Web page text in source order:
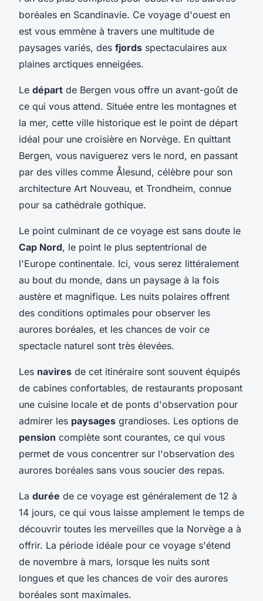
boréales en Scandinavie. Ce voyage d'ouest en
est vous emmène à travers une multitude de
paysages variés, des fjords spectaculaires aux
plaines arctiques enneigées.
Le départ de Bergen vous offre un avant-goût de
ce qui vous attend. Située entre les montagnes et
la mer, cette ville historique est le point de départ
idéal pour une croisière en Norvège. En quittant
Bergen, vous naviguerez vers le nord, en passant
par des villes comme Ålesund, célèbre pour son
architecture Art Nouveau, et Trondheim, connue
pour sa cathédrale gothique.
Le point culminant de ce voyage est sans doute le
Cap Nord, le point le plus septentrional de
l'Europe continentale. Ici, vous serez littéralement
au bout du monde, dans un paysage à la fois
austère et magnifique. Les nuits polaires offrent
des conditions optimales pour observer les
aurores boréales, et les chances de voir ce
spectacle naturel sont très élevées.
Les navires de cet itinéraire sont souvent équipés
de cabines confortables, de restaurants proposant
une cuisine locale et de ponts d'observation pour
admirer les paysages grandioses. Les options de
pension complète sont courantes, ce qui vous
permet de vous concentrer sur l'observation des
aurores boréales sans vous soucier des repas.
La durée de ce voyage est généralement de 12 à
14 jours, ce qui vous laisse amplement le temps de
découvrir toutes les merveilles que la Norvège a à
offrir. La période idéale pour ce voyage s'étend
de novembre à mars, lorsque les nuits sont
longues et que les chances de voir des aurores
boréales sont maximales.